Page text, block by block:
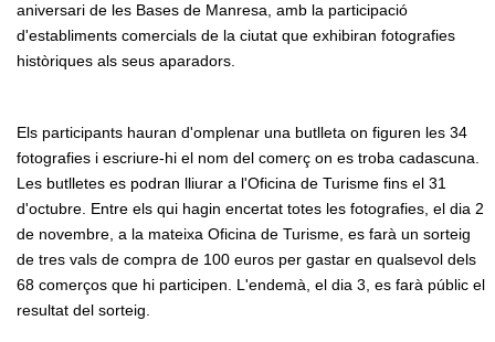
aniversari de les Bases de Manresa, amb la participació
d'establiments comercials de la ciutat que exhibiran fotografies
històriques als seus aparadors.
Els participants hauran d'omplenar una butlleta on figuren les 34
fotografies i escriure-hi el nom del comerç on es troba cadascuna.
Les butlletes es podran lliurar a l'Oficina de Turisme fins el 31
d'octubre. Entre els qui hagin encertat totes les fotografies, el dia 2
de novembre, a la mateixa Oficina de Turisme, es farà un sorteig
de tres vals de compra de 100 euros per gastar en qualsevol dels
68 comerços que hi participen. L'endemà, el dia 3, es farà públic el
resultat del sorteig.